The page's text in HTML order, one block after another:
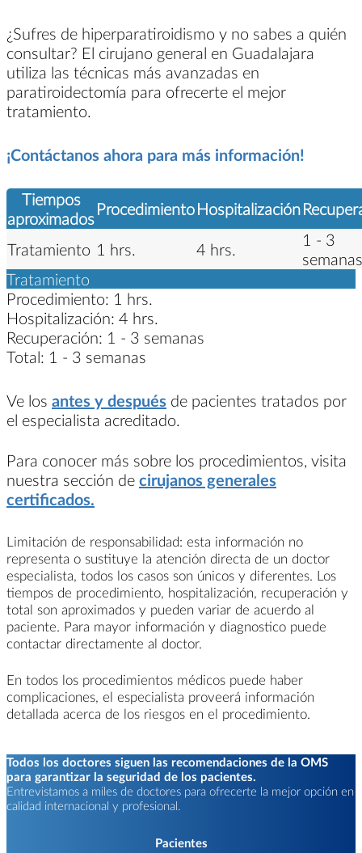
¿Sufres de hiperparatiroidismo y no sabes a quién
consultar? El cirujano general en Guadalajara
utiliza las técnicas más avanzadas en
paratiroidectomía para ofrecerte el mejor
tratamiento.
¡Contáctanos ahora para más información!
Tiempos
aproximadosProcedimientoHospitalización
Tratamiento 1 hrs. 4 hrs.
1 - 3
semanas
Tratamiento
Procedimiento: 1 hrs.
Hospitalización: 4 hrs.
Recuperación: 1 - 3 semanas
Total: 1 - 3 semanas
Ve los antes y después de pacientes tratados por
el especialista acreditado.
Para conocer más sobre los procedimientos, visita
nuestra sección de cirujanos generales
certificados.
Limitación de responsabilidad: esta información no
representa o sustituye la atención directa de un doctor
especialista, todos los casos son únicos y diferentes. Los
tiempos de procedimiento, hospitalización, recuperación y
total son aproximados y pueden variar de acuerdo al
paciente. Para mayor información y diagnostico puede
contactar directamente al doctor.
En todos los procedimientos médicos puede haber
complicaciones, el especialista proveerá información
detallada acerca de los riesgos en el procedimiento.
Todos los doctores siguen las recomendaciones de la OMS
para garantizar la seguridad de los pacientes.
Entrevistamos a miles de doctores para ofrecerte la mejor opción en
calidad internacional y profesional.
Pacientes